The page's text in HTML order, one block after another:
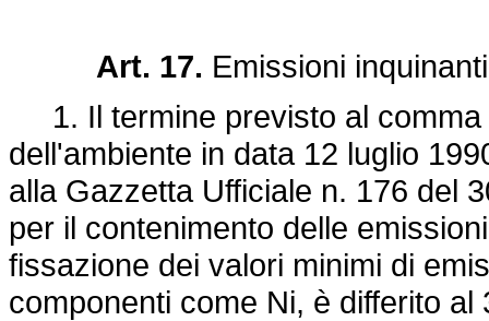
Art. 17. Emissioni
1. Il termine previsto al comma
dell'ambiente in data 12 luglio
alla Gazzetta Ufficiale n. 176 del
per il contenimento delle
fissazione dei valori minimi di
componenti come Ni, è differito al